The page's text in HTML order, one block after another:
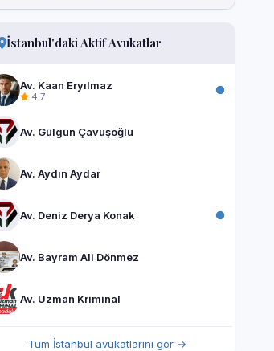
İstanbul'daki Aktif Avukatlar
Av. Kaan Eryılmaz
4.7
Av. Gülgün Çavuşoğlu
Av. Aydın Aydar
Av. Deniz Derya Konak
Av. Bayram Ali Dönmez
Av. Uzman Kriminal
Tüm İstanbul avukatlarını gör →